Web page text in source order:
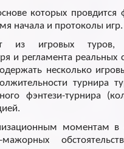
которых провдится
начала и протоколы игр.
из игровых туров,
и регламента реальных
несколько
турнира
фэнтези-турнира
моментам в